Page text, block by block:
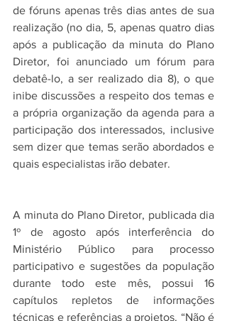
de fóruns apenas três dias antes de sua
realização (no dia, 5, apenas quatro dias
após a publicação da minuta do Plano
Diretor, foi anunciado um fórum para
debatê-lo, a ser realizado dia 8), o que
inibe discussões a respeito dos temas e
a própria organização da agenda para a
participação dos interessados, inclusive
sem dizer que temas serão abordados e
quais especialistas irão debater.
A minuta do Plano Diretor, publicada dia
1º de agosto após interferência do
Ministério Público para processo
participativo e sugestões da população
durante todo este mês, possui 16
capítulos repletos de informações
técnicas e referências a projetos. “Não é